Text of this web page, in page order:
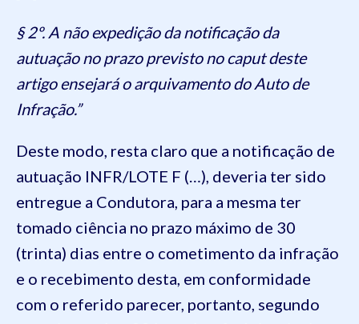
§ 2º. A não expedição da notificação da
autuação no prazo previsto no caput deste
artigo ensejará o arquivamento do Auto de
Infração.”
Deste modo, resta claro que a notificação de
autuação INFR/LOTE F (…), deveria ter sido
entregue a Condutora, para a mesma ter
tomado ciência no prazo máximo de 30
(trinta) dias entre o cometimento da infração
e o recebimento desta, em conformidade
com o referido parecer, portanto, segundo